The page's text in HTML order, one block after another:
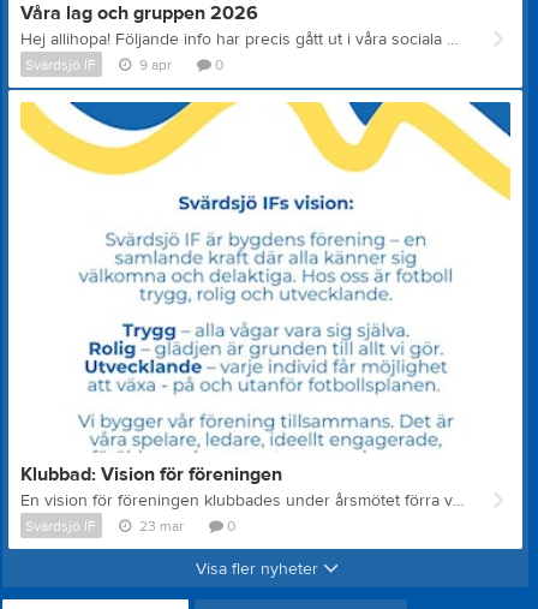
Våra lag och gruppen 2026
Hej allihopa! Följande info har precis gått ut i våra sociala medier: Här kommer lite härlig och efterlängtad (och lång) info kring våra olika lag och vad som är på gång för dem. Tveka inte att höra av dig till någon av kontaktpersonerna nedan eller till info@svardsjoif.se om du har några funderingar, är sugen på att spela eller har ett barn eller ungdom i din närhet som är nyfiken på fotboll. Alla är välkomna till Svärdsjö IF
Svärdsjö IF 9 apr 0
Klubbad: Vision för föreningen
En vision för föreningen klubbades under årsmötet förra veckan! Under samma möte valdes Louise om som ordförande, Suss som kassör och Robin, Jimmy och Linnea som ledamöter. Gänget är pepp att tillsammans med resten av föreningen jobba mot visionen
Svärdsjö IF 23 mar 0
Visa fler nyheter